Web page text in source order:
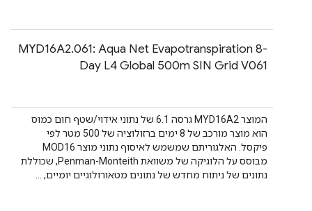
MYD16A2.061: Aqua Net Evapotranspiration 8-
Day L4 Global 500m SIN Grid V061
המוצר MYD16A2 גרסה 6.1 של נתוני אידוי/שטף חום כמוס
הוא מוצר מורכב של 8 ימים ברזולוציה של 500 מטר לפי
פיקסל. האלגוריתם שמשמש לאיסוף נתוני מוצר MOD16
מבוסס על הלוגיקה של משוואת Penman-Monteith, שכוללת
נתונים של ניתוח מחדש של נתונים מטאורולוגיים יומיים, …